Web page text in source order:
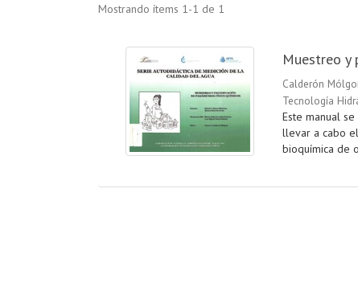
Mostrando ítems 1-1 de 1
Muestreo y
Calderón
Tecnología
Este manual
llevar a cabo
bioquímica de